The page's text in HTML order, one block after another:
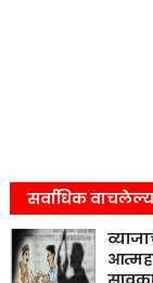
सर्वाधिक